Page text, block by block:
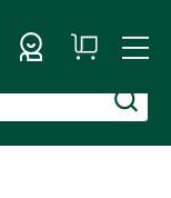
Logg inn
Handlekurv